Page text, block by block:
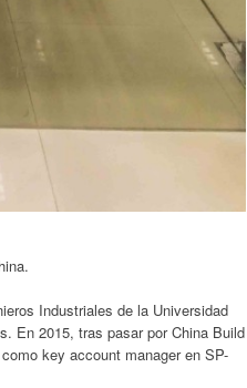
Industriales de la Universidad
En 2015, tras pasar por China Build
key account manager en SP-